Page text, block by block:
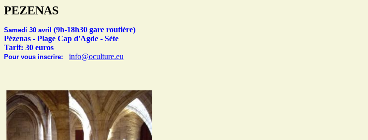
PEZENAS
Samedi 30 avril (9h-18h30 gare routière)
Pézenas - Plage Cap d'Agde - Sète
Tarif: 30 euros
Pour vous inscrire: info@oculture.eu